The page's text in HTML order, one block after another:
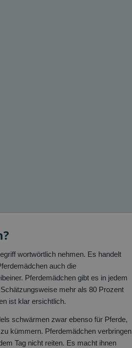
wortwörtlich nehmen. Es handelt
auch die
Pferdemädchen gibt es in jedem
mehr als 80 Prozent
ist klar ersichtlich.
schwärmen zwar ebenso für Pferde,
kümmern. Pferdemädchen verbringen
Tag nicht reiten. Es macht ihnen